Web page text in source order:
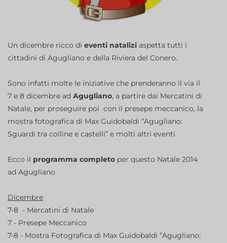
Un dicembre ricco di eventi natalizi aspetta tutti i
cittadini di Agugliano e della Riviera del Conero.
Sono infatti molte le iniziative che prenderanno il via il
7 e 8 dicembre ad Agugliano, a partire dai Mercatini di
Natale, per proseguire poi con il presepe meccanico, la
mostra fotografica di Max Guidobaldi “Agugliano:
Sguardi tra colline e castelli” e molti altri eventi.
Ecco il programma completo per questo Natale 2014
ad Agugliano
Dicembre
7-8 - Mercatini di Natale
7 - Presepe Meccanico
7-8 - Mostra Fotografica di Max Guidobaldi “Agugliano: